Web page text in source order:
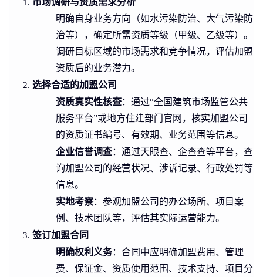
明确自身业务方向（如水污染防治、大气污染防
治等），确定所需资质等级（甲级、乙级等）。
调研目标区域的市场需求和竞争情况，评估加盟
资质后的业务潜力。
选择合适的加盟公司
资质真实性核查：通过“全国建筑市场监管公共
服务平台”或地方住建部门官网，核实加盟公司
的资质证书编号、有效期、业务范围等信息。
企业信誉调查：通过天眼查、企查查等平台，查
询加盟公司的经营状况、涉诉记录、行政处罚等
信息。
实地考察：参观加盟公司的办公场所、项目案
例、技术团队等，评估其实际运营能力。
签订加盟合同
明确权利义务：合同中应明确加盟费用、管理
费、保证金、资质使用范围、技术支持、项目分